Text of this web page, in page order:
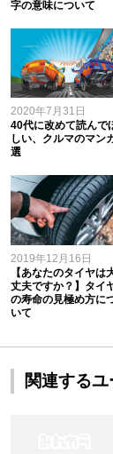
字の意味について
2020年7月31日
40代に改めて読んで
しい、クルマのマン
選
2019年12月16日
【あなたのタイヤは
丈夫ですか？】タイ
の寿命の見極め方に
いて
関連する